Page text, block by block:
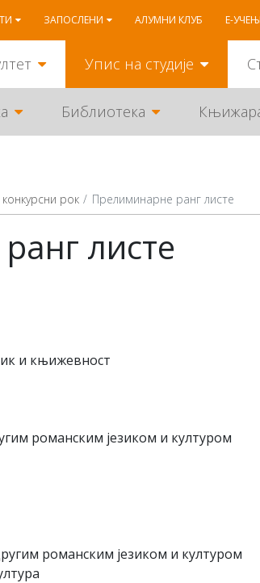
ЗАПОСЛЕНИ АЛУМНИ КЛУБ Е-
Упис на студије
Библиотека
рок Прелиминарне ранг листе
листе
и књижевност
романским језиком и културом
романским језиком и културом